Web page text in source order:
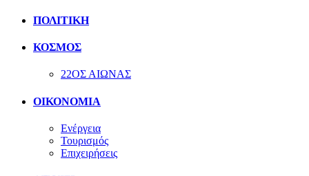
ΠΟΛΙΤΙΚΗ
ΚΟΣΜΟΣ
22ΟΣ ΑΙΩΝΑΣ
ΟΙΚΟΝΟΜΙΑ
Ενέργεια
Τουρισμός
Επιχειρήσεις